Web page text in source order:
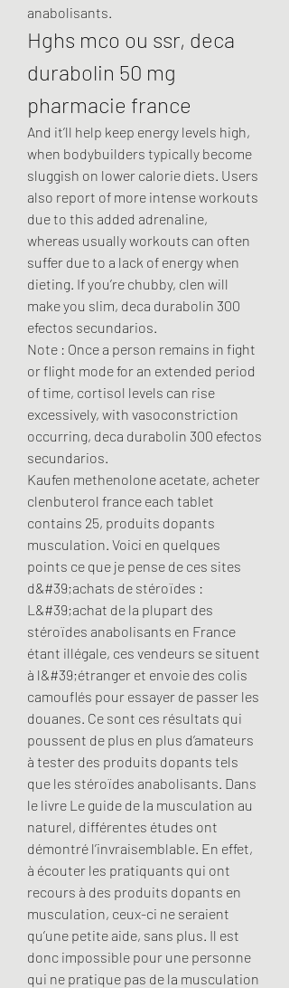
anabolisants.
Hghs mco ou ssr, deca
durabolin 50 mg
pharmacie france
And it’ll help keep energy levels high,
when bodybuilders typically become
sluggish on lower calorie diets. Users
also report of more intense workouts
due to this added adrenaline,
whereas usually workouts can often
suffer due to a lack of energy when
dieting. If you’re chubby, clen will
make you slim, deca durabolin 300
efectos secundarios.
Note : Once a person remains in fight
or flight mode for an extended period
of time, cortisol levels can rise
excessively, with vasoconstriction
occurring, deca durabolin 300 efectos
secundarios.
Kaufen methenolone acetate, acheter
clenbuterol france each tablet
contains 25, produits dopants
musculation. Voici en quelques
points ce que je pense de ces sites
d&#39;achats de stéroïdes :
L&#39;achat de la plupart des
stéroïdes anabolisants en France
étant illégale, ces vendeurs se situent
à l&#39;étranger et envoie des colis
camouflés pour essayer de passer les
douanes. Ce sont ces résultats qui
poussent de plus en plus d’amateurs
à tester des produits dopants tels
que les stéroïdes anabolisants. Dans
le livre Le guide de la musculation au
naturel, différentes études ont
démontré l’invraisemblable. En effet,
à écouter les pratiquants qui ont
recours à des produits dopants en
musculation, ceux-ci ne seraient
qu’une petite aide, sans plus. Il est
donc impossible pour une personne
qui ne pratique pas de la musculation